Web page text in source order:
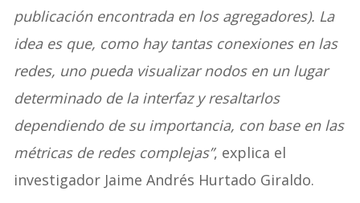
publicación encontrada en los agregadores). La
idea es que, como hay tantas conexiones en las
redes, uno pueda visualizar nodos en un lugar
determinado de la interfaz y resaltarlos
dependiendo de su importancia, con base en las
métricas de redes complejas”, explica el
investigador Jaime Andrés Hurtado Giraldo.